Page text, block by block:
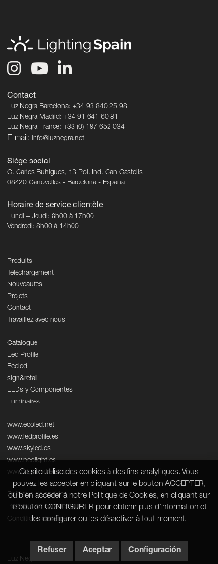
Contact
Luz Negra Barcelona: +34 93 840 25 98
Luz Negra Madrid: +34 91 641 60 81
Luz Negra France: +33 (0) 187 652 034
E-mail: info@luznegra.net
Siège social
C. Carles Buhigues, 13 Pol. Ind. Can Castells
08420 Canovelles - Barcelona - España
Horaire de service clientèle
Lundi – Jeudi: 8h00 à 17h00
Vendredi: 8h00 à 14h00
Produits
Téléchargement
Nouveautés
Projets
Contact
Travaillez avec nous
Catalogue
Led Profile
Ecoled
sign&retail
LEDs y Componentes
Luminaires
www.ecoled.net
www.ledprofile.es
www.skyled.es
www.neolight.es
www.signandretail.com
Politique de cookies
Politique de confidentialité
Conditions de vente
Luz Negra © 2026
Ce site utilise des cookies à des fins analytiques. Vous
pouvez les accepter en cliquant sur le bouton ACCEPTER,
ou bien accéder à notre Politique de Cookies, en cliquant sur
le bouton CONFIGURER pour obtenir plus d’information et
les configurer ou les désactiver à tout moment.
Refuser Aceptar Configuración